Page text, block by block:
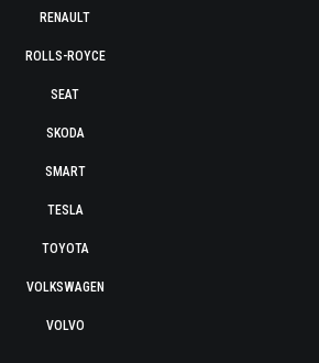
RENAULT
ROLLS-ROYCE
SEAT
SKODA
SMART
TESLA
TOYOTA
VOLKSWAGEN
VOLVO